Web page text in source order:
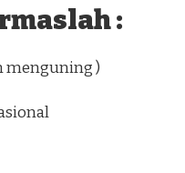
:
menguning )